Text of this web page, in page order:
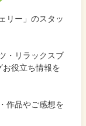
リー」のスタッ
・リラックスブ
お役立ち情報を
作品やご感想を